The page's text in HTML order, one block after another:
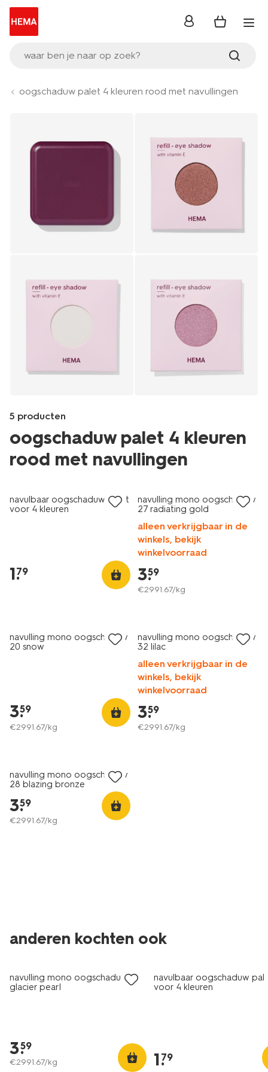
waar ben je naar op zoek?
inloggen
oogschaduw palet 4 kleuren rood met navullingen
image
5 producten
oogschaduw palet 4 kleuren
rood met navullingen
gezond/make-
up/oogschaduw/navulling-
28-
blazing-
Products
navulbaar oogschaduw palet
voor 4 kleuren
1.
79
navulling mono oogschaduw
27 radiating gold
alleen verkrijgbaar in de
winkels, bekijk
winkelvoorraad
3.
59
€2991.67/kg
navulling mono oogschaduw
20 snow
3.
59
€2991.67/kg
navulling mono oogschaduw
32 lilac
alleen verkrijgbaar in de
winkels, bekijk
winkelvoorraad
3.
59
€2991.67/kg
navulling mono oogschaduw
28 blazing bronze
3.
59
€2991.67/kg
anderen kochten ook
navulling mono oogschaduw 21
glacier pearl
3.
59
€2991.67/kg
navulbaar oogschaduw
voor 4 kleuren
1.
79